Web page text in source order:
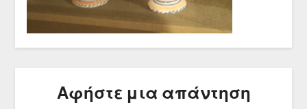
Αφήστε μια απάντηση